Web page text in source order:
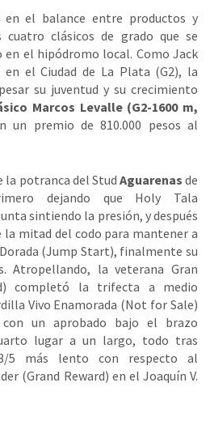
en el balance entre productos y
clásicos de grado que se
el hipódromo local. Como Jack
el Ciudad de La Plata (G2), la
su juventud y su crecimiento
Marcos Levalle (G2-1600 m,
un premio de 810.000 pesos al
potranca del Stud Aguarenas de
dejando que Holy Tala
sintiendo la presión, y después
la mitad del codo para mantener a
(Jump Start), finalmente su
Atropellando, la veterana Gran
completó la trifecta a medio
Vivo Enamorada (Not for Sale)
un aprobado bajo el brazo
lugar a un largo, todo tras
5 más lento con respecto al
(Grand Reward) en el Joaquín V.